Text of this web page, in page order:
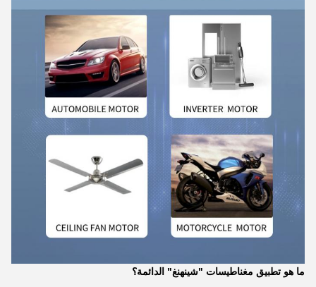
ما هو تطبيق مغناطيسات "شينهنغ" الدائمة؟